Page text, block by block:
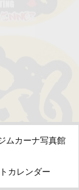
ムカーナ写真館
カレンダー